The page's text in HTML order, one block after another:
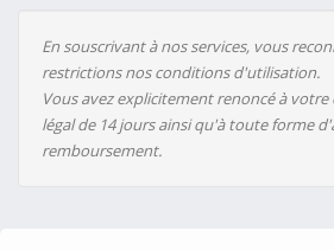
En souscrivant à nos services, vous
restrictions nos conditions d'utilisation.
Vous avez explicitement renoncé à
légal de 14 jours ainsi qu'à toute forme
remboursement.